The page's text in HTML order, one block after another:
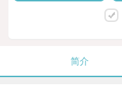
简介